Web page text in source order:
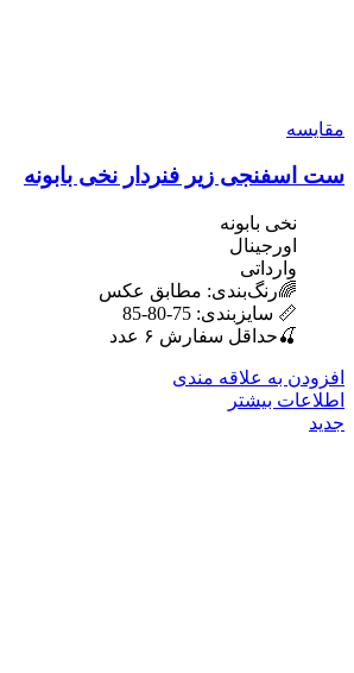
مقایسه
ست اسفنجی زیر فنردار نخی بابونه
نخی بابونه
اورجینال
وارداتی
🌈رنگ‌بندی: مطابق عکس
📏 سایزبندی: 75-80-85
🍒حداقل سفارش ۶ عدد
افزودن به علاقه مندی
اطلاعات بیشتر
جدید